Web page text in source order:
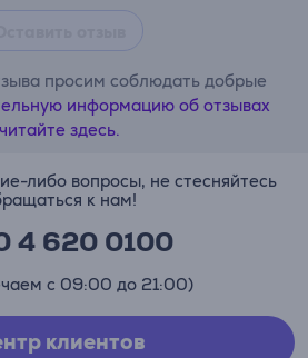
просим соблюдать добрые
информацию об отзывах
читайте здесь.
либо вопросы, не стесняйтесь
к нам!
4 620 0100
с 09:00 до 21:00)
клиентов